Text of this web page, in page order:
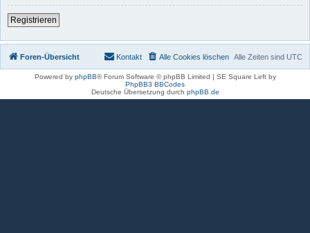
Registrieren
Foren-Übersicht Alle Zeiten sind UTC
Alle Cookies löschen
Kontakt
Powered by phpBB® Forum Software © phpBB Limited | SE Square Left by
PhpBB3 BBCodes
Deutsche Übersetzung durch phpBB.de